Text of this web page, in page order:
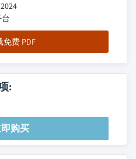
免费 PDF
:
购买